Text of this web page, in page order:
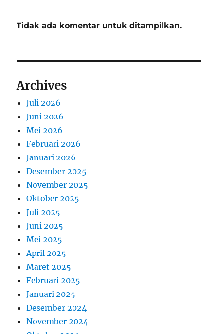
Tidak ada komentar untuk ditampilkan.
Archives
Juli 2026
Juni 2026
Mei 2026
Februari 2026
Januari 2026
Desember 2025
November 2025
Oktober 2025
Juli 2025
Juni 2025
Mei 2025
April 2025
Maret 2025
Februari 2025
Januari 2025
Desember 2024
November 2024